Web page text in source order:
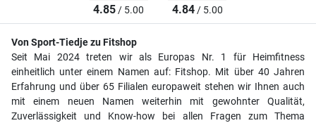
4.85/ 5.00 4.84/ 5.00
Von Sport-Tiedje zu Fitshop
Seit Mai 2024 treten wir als Europas Nr. 1 für Heimfitness
einheitlich unter einem Namen auf: Fitshop. Mit über 40 Jahren
Erfahrung und über 65 Filialen europaweit stehen wir Ihnen auch
mit einem neuen Namen weiterhin mit gewohnter Qualität,
Zuverlässigkeit und Know-how bei allen Fragen zum Thema